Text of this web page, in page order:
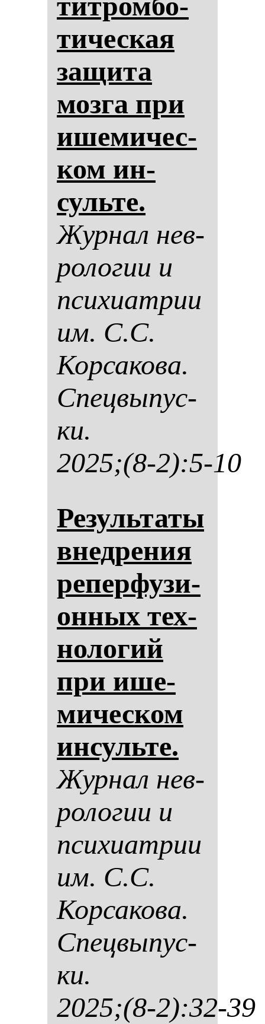
ти­чес­кая
за­щи­та
моз­га при
ише­ми­чес­
ком ин­
суль­те.
Жур­нал нев­
ро­ло­гии и
пси­хи­ат­рии
им. С.С.
Кор­са­ко­ва.
Спец­вы­пус­
ки.
2025;(8-2):5-10
Ре­зуль­та­ты
внед­ре­ния
ре­пер­фу­зи­
он­ных тех­
но­ло­гий
при ише­
ми­чес­ком
ин­суль­те.
Жур­нал нев­
ро­ло­гии и
пси­хи­ат­рии
им. С.С.
Кор­са­ко­ва.
Спец­вы­пус­
ки.
2025;(8-2):32-39